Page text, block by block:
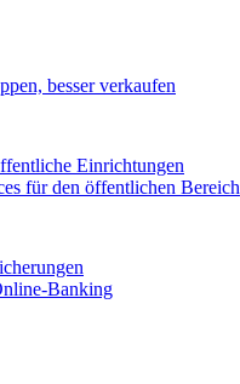
besser verkaufen
Einrichtungen
für den öffentlichen Bereich
Banking